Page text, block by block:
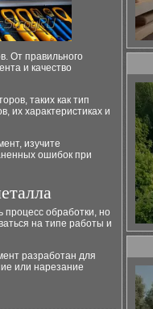
От правильного
и качество
таких как тип
их характеристиках и
изучите
ошибок при
процесс обработки, но
на типе работы и
разработан для
или нарезание